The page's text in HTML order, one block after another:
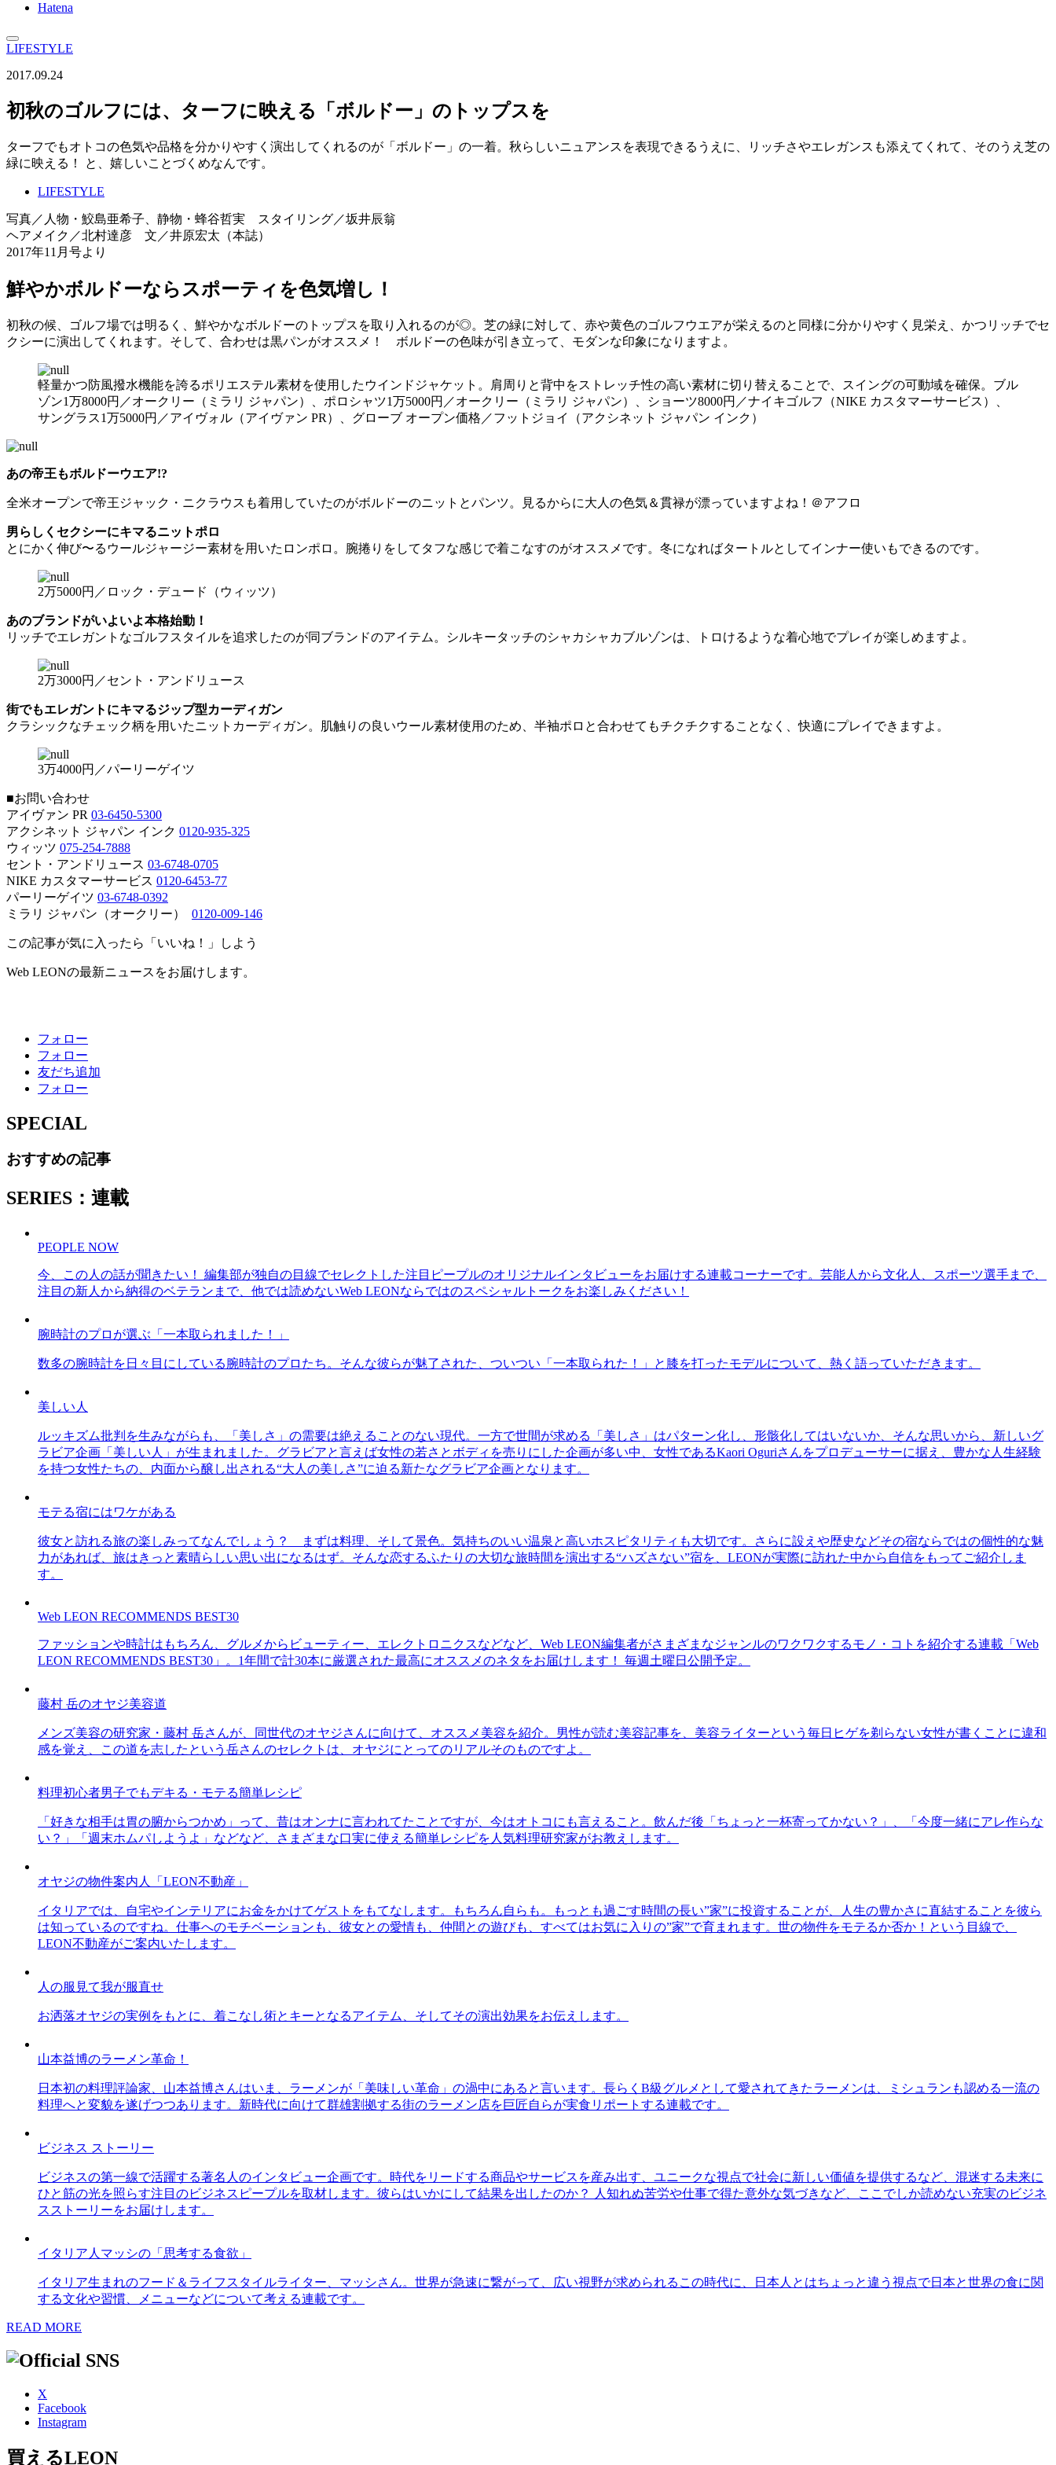
Hatena
LIFESTYLE
2017.09.24
初秋のゴルフには、ターフに映える「ボルドー」のトップスを
ターフでもオトコの色気や品格を分かりやすく演出してくれるのが「ボルドー」の一着。秋らしいニュアンスを表現できるうえに、リッチさやエレガンスも添えてくれて、そのうえ芝の
緑に映える！ と、嬉しいことづくめなんです。
LIFESTYLE
写真／人物・鮫島亜希子、静物・蜂谷哲実 スタイリング／坂井辰翁
ヘアメイク／北村達彦 文／井原宏太（本誌）
2017年11月号より
鮮やかボルドーならスポーティを色気増し！
初秋の候、ゴルフ場では明るく、鮮やかなボルドーのトップスを取り入れるのが◎。芝の緑に対して、赤や黄色のゴルフウエアが栄えるのと同様に分かりやすく見栄え、かつリッチでセ
クシーに演出してくれます。そして、合わせは黒パンがオススメ！ ボルドーの色味が引き立って、モダンな印象になりますよ。
軽量かつ防風撥水機能を誇るポリエステル素材を使用したウインドジャケット。肩周りと背中をストレッチ性の高い素材に切り替えることで、スイングの可動域を確保。ブル
ゾン1万8000円／オークリー（ミラリ ジャパン）、ポロシャツ1万5000円／オークリー（ミラリ ジャパン）、ショーツ8000円／ナイキゴルフ（NIKE カスタマーサービス）、
サングラス1万5000円／アイヴォル（アイヴァン PR）、グローブ オープン価格／フットジョイ（アクシネット ジャパン インク）
あの帝王もボルドーウエア!?
全米オープンで帝王ジャック・ニクラウスも着用していたのがボルドーのニットとパンツ。見るからに大人の色気＆貫禄が漂っていますよね！＠アフロ
男らしくセクシーにキマるニットポロ
とにかく伸び〜るウールジャージー素材を用いたロンポロ。腕捲りをしてタフな感じで着こなすのがオススメです。冬になればタートルとしてインナー使いもできるのです。
2万5000円／ロック・デュード（ウィッツ）
あのブランドがいよいよ本格始動！
リッチでエレガントなゴルフスタイルを追求したのが同ブランドのアイテム。シルキータッチのシャカシャカブルゾンは、トロけるような着心地でプレイが楽しめますよ。
2万3000円／セント・アンドリュース
街でもエレガントにキマるジップ型カーディガン
クラシックなチェック柄を用いたニットカーディガン。肌触りの良いウール素材使用のため、半袖ポロと合わせてもチクチクすることなく、快適にプレイできますよ。
3万4000円／パーリーゲイツ
■お問い合わせ
アイヴァン PR 03-6450-5300
アクシネット ジャパン インク 0120-935-325
ウィッツ 075-254-7888
セント・アンドリュース 03-6748-0705
NIKE カスタマーサービス 0120-6453-77
パーリーゲイツ 03-6748-0392
ミラリ ジャパン（オークリー） 0120-009-146
この記事が気に入ったら「いいね！」しよう
Web LEONの最新ニュースをお届けします。
フォロー
フォロー
友だち追加
フォロー
SPECIAL
おすすめの記事
SERIES：連載
PEOPLE NOW
今、この人の話が聞きたい！ 編集部が独自の目線でセレクトした注目ピープルのオリジナルインタビューをお届けする連載コーナーです。芸能人から文化人、スポーツ選手まで、
注目の新人から納得のベテランまで、他では読めないWeb LEONならではのスペシャルトークをお楽しみください！
腕時計のプロが選ぶ「一本取られました！」
数多の腕時計を日々目にしている腕時計のプロたち。そんな彼らが魅了された、ついつい「一本取られた！」と膝を打ったモデルについて、熱く語っていただきます。
美しい人
ルッキズム批判を生みながらも、「美しさ」の需要は絶えることのない現代。一方で世間が求める「美しさ」はパターン化し、形骸化してはいないか、そんな思いから、新しいグ
ラビア企画「美しい人」が生まれました。グラビアと言えば女性の若さとボディを売りにした企画が多い中、女性であるKaori Oguriさんをプロデューサーに据え、豊かな人生経験
を持つ女性たちの、内面から醸し出される“大人の美しさ”に迫る新たなグラビア企画となります。
モテる宿にはワケがある
彼女と訪れる旅の楽しみってなんでしょう？ まずは料理、そして景色。気持ちのいい温泉と高いホスピタリティも大切です。さらに設えや歴史などその宿ならではの個性的な魅
力があれば、旅はきっと素晴らしい思い出になるはず。そんな恋するふたりの大切な旅時間を演出する“ハズさない”宿を、LEONが実際に訪れた中から自信をもってご紹介しま
す。
Web LEON RECOMMENDS BEST30
ファッションや時計はもちろん、グルメからビューティー、エレクトロニクスなどなど、Web LEON編集者がさまざまなジャンルのワクワクするモノ・コトを紹介する連載「Web
LEON RECOMMENDS BEST30」。1年間で計30本に厳選された最高にオススメのネタをお届けします！ 毎週土曜日公開予定。
藤村 岳のオヤジ美容道
メンズ美容の研究家・藤村 岳さんが、同世代のオヤジさんに向けて、オススメ美容を紹介。男性が読む美容記事を、美容ライターという毎日ヒゲを剃らない女性が書くことに違和
感を覚え、この道を志したという岳さんのセレクトは、オヤジにとってのリアルそのものですよ。
料理初心者男子でもデキる・モテる簡単レシピ
「好きな相手は胃の腑からつかめ」って、昔はオンナに言われてたことですが、今はオトコにも言えること。飲んだ後「ちょっと一杯寄ってかない？」、「今度一緒にアレ作らな
い？」「週末ホムパしようよ」などなど、さまざまな口実に使える簡単レシピを人気料理研究家がお教えします。
オヤジの物件案内人「LEON不動産」
イタリアでは、自宅やインテリアにお金をかけてゲストをもてなします。もちろん自らも。もっとも過ごす時間の長い”家”に投資することが、人生の豊かさに直結することを彼ら
は知っているのですね。仕事へのモチベーションも、彼女との愛情も、仲間との遊びも、すべてはお気に入りの”家”で育まれます。世の物件をモテるか否か！という目線で、
LEON不動産がご案内いたします。
人の服見て我が服直せ
お洒落オヤジの実例をもとに、着こなし術とキーとなるアイテム、そしてその演出効果をお伝えします。
山本益博のラーメン革命！
日本初の料理評論家、山本益博さんはいま、ラーメンが「美味しい革命」の渦中にあると言います。長らくB級グルメとして愛されてきたラーメンは、ミシュランも認める一流の
料理へと変貌を遂げつつあります。新時代に向けて群雄割拠する街のラーメン店を巨匠自らが実食リポートする連載です。
ビジネス ストーリー
ビジネスの第一線で活躍する著名人のインタビュー企画です。時代をリードする商品やサービスを産み出す、ユニークな視点で社会に新しい価値を提供するなど、混迷する未来に
ひと筋の光を照らす注目のビジネスピープルを取材します。彼らはいかにして結果を出したのか？ 人知れぬ苦労や仕事で得た意外な気づきなど、ここでしか読めない充実のビジネ
スストーリーをお届けします。
イタリア人マッシの「思考する食欲」
イタリア生まれのフード＆ライフスタイルライター、マッシさん。世界が急速に繋がって、広い視野が求められるこの時代に、日本人とはちょっと違う視点で日本と世界の食に関
する文化や習慣、メニューなどについて考える連載です。
READ MORE
X
Facebook
Instagram
買えるLEON